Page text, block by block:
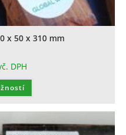
x 50 x 310 mm
DPH